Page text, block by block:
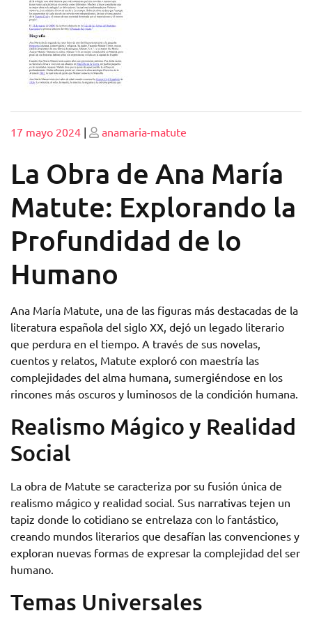
Publicado
17 mayo 2024 | Publicado
anamaria-matute
La Obra de Ana María
Matute: Explorando la
Profundidad de lo
Humano
Ana María Matute, una de las figuras más destacadas de la
literatura española del siglo XX, dejó un legado literario
que perdura en el tiempo. A través de sus novelas,
cuentos y relatos, Matute exploró con maestría las
complejidades del alma humana, sumergiéndose en los
rincones más oscuros y luminosos de la condición humana.
Realismo Mágico y Realidad
Social
La obra de Matute se caracteriza por su fusión única de
realismo mágico y realidad social. Sus narrativas tejen un
tapiz donde lo cotidiano se entrelaza con lo fantástico,
creando mundos literarios que desafían las convenciones y
exploran nuevas formas de expresar la complejidad del ser
humano.
Temas Universales